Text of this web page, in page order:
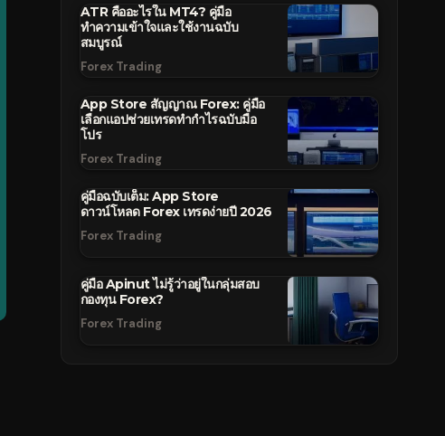
ATR คืออะไรใน MT4? คู่มือ
ทำความเข้าใจและใช้งานฉบับ
สมบูรณ์
Forex Trading
App Store สัญญาณ Forex: คู่มือ
เลือกแอปช่วยเทรดทำกำไรฉบับมือ
โปร
Forex Trading
คู่มือฉบับเต็ม: App Store
ดาวน์โหลด Forex เทรดง่ายปี 2026
Forex Trading
คู่มือ Apinut ไม่รู้ว่าอยู่ในกลุ่มสอบ
กองทุน Forex?
Forex Trading